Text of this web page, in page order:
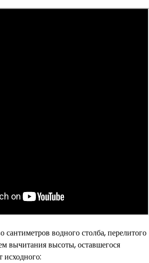
сантиметров водного столба, перелитого
вычитания высоты, оставшегося
исходного: